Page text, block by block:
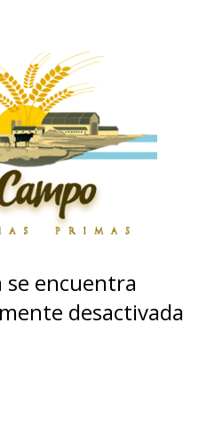
se encuentra
desactivada